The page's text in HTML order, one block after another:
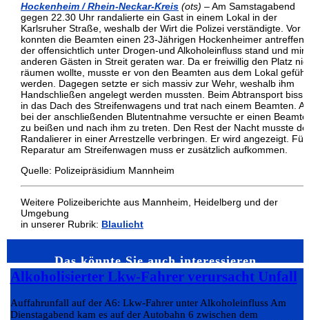
Hockenheim / Rhein-Neckar-Kreis (ots) – Am Samstagabend
gegen 22.30 Uhr randalierte ein Gast in einem Lokal in der
Karlsruher Straße, weshalb der Wirt die Polizei verständigte. Vor
konnten die Beamten einen 23-Jährigen Hockenheimer antreffen,
der offensichtlich unter Drogen-und Alkoholeinfluss stand und mir
anderen Gästen in Streit geraten war. Da er freiwillig den Platz
räumen wollte, musste er von den Beamten aus dem Lokal
werden. Dagegen setzte er sich massiv zur Wehr, weshalb ihm
Handschließen angelegt werden mussten. Beim Abtransport biss
in das Dach des Streifenwagens und trat nach einem Beamten.
bei der anschließenden Blutentnahme versuchte er einen
zu beißen und nach ihm zu treten. Den Rest der Nacht musste
Randalierer in einer Arrestzelle verbringen. Er wird angezeigt. Für
Reparatur am Streifenwagen muss er zusätzlich aufkommen.
Quelle: Polizeipräsidium Mannheim
Weitere Polizeiberichte aus Mannheim, Heidelberg und der
Umgebung
in unserer Rubrik: Blaulicht
Das könnte Sie auch interessieren…
Alkoholisierter Lkw-Fahrer verursacht Unfall
Auffahrunfall auf der A6: Lkw-Fahrer unter Alkoholeinfluss Am
Dienstagabend kam es auf der Autobahn 6 zwischen dem